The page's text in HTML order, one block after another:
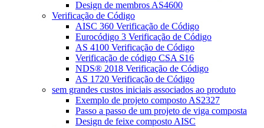
Design de membros AS4600
Verificação de Código
AISC 360 Verificação de Código
Eurocódigo 3 Verificação de Código
AS 4100 Verificação de Código
Verificação de código CSA S16
NDS® 2018 Verificação de Código
AS 1720 Verificação de Código
sem grandes custos iniciais associados ao produto
Exemplo de projeto composto AS2327
Passo a passo de um projeto de viga composta
Design de feixe composto AISC